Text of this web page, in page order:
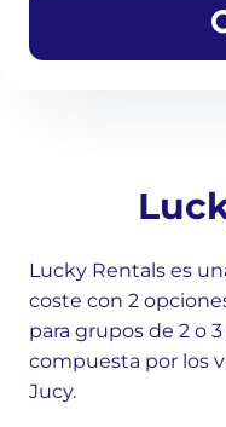
Lucky Rentals es
coste con 2
para grupos de 2 o
compuesta por los
Jucy.